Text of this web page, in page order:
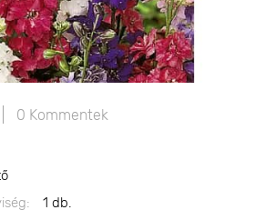
0 Kommentek
1 db.